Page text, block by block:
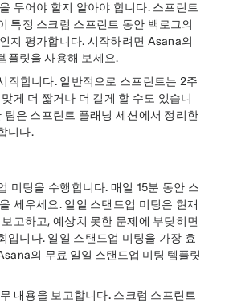
두어야 할지 알아야 합니다. 스프린트
특정 스크럼 스프린트 동안 백로그의
지 평가합니다. 시작하려면 Asana의
플릿을 사용해 보세요.
작합니다. 일반적으로 스프린트는 2주
게 더 짧거나 더 길게 할 수도 있습니
팀은 스프린트 플래닝 세션에서 정리한
니다.
미팅을 수행합니다. 매일 15분 동안 스
세우세요. 일일 스탠드업 미팅은 현재
고하고, 예상치 못한 문제에 부딪히면
입니다. 일일 스탠드업 미팅을 가장 효
의 무료 일일 스탠드업 미팅 템플릿
내용을 보고합니다.스크럼 스프린트